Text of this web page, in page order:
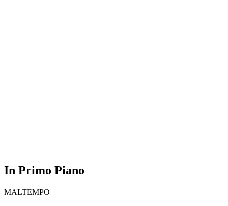
In Primo Piano
MALTEMPO